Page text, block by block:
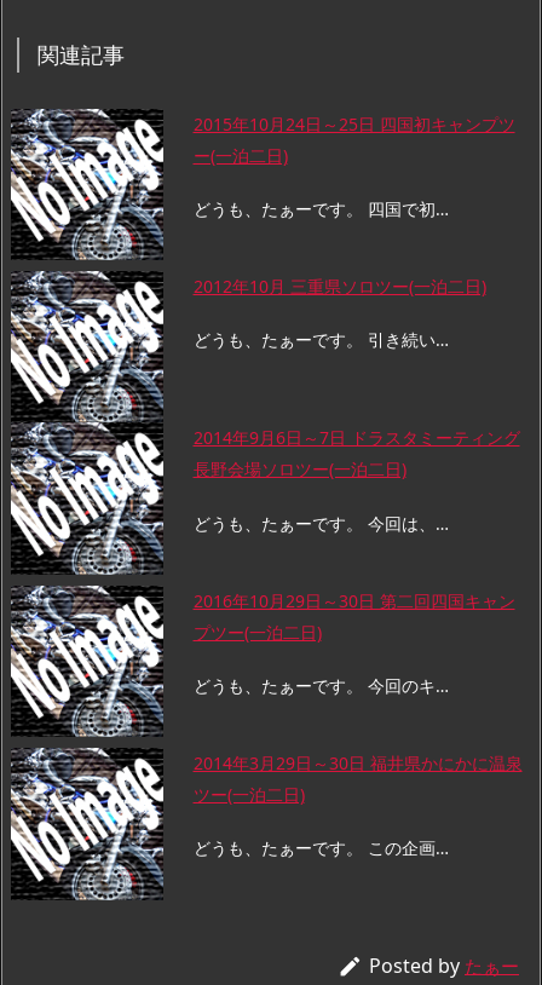
関連記事
2015年10月24日～25日 四国初キャンプツ
ー(一泊二日)
どうも、たぁーです。 四国で初…
2012年10月 三重県ソロツー(一泊二日)
どうも、たぁーです。 引き続い…
2014年9月6日～7日 ドラスタミーティング
長野会場ソロツー(一泊二日)
どうも、たぁーです。 今回は、…
2016年10月29日～30日 第二回四国キャン
プツー(一泊二日)
どうも、たぁーです。 今回のキ…
2014年3月29日～30日 福井県かにかに温泉
ツー(一泊二日)
どうも、たぁーです。 この企画…
 Posted by たぁー